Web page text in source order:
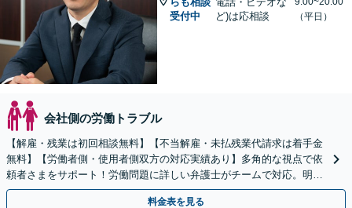
受付中
ど)は応相談
（平日）
会社側の労働トラブル
【解雇・残業は初回相談無料】【不当解雇・未払残業代請求は着手金
無料】【労働者側・使用者側双方の対応実績あり】多角的な視点で依
頼者さまをサポート！労働問題に詳しい弁護士がチームで対応。明快
な料金設定／初回相談の際にご説明【休日・夜間相談可】
料金表を見る